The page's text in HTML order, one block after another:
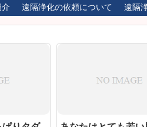
介 遠隔浄化の依頼について 遠隔